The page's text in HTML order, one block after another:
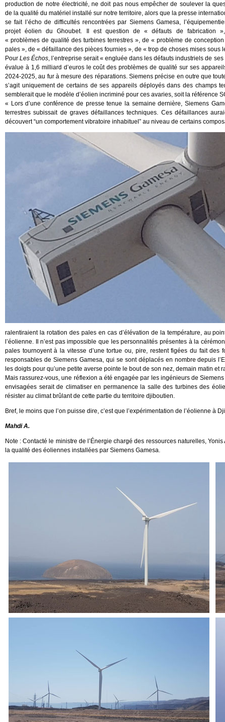
production de notre électricité, ne doit pas nous empêcher de soulever la
de la qualité du matériel installé sur notre territoire, alors que la presse
se fait l’écho de difficultés rencontrées par Siemens Gamesa,
projet éolien du Ghoubet. Il est question de « défauts de fabrication
« problèmes de qualité des turbines terrestres », de « problème de
pales », de « défaillance des pièces fournies », de « trop de choses mises sous
PourLes Échos, l’entreprise serait « engluée dans les défauts industriels de
évalue à 1,6 milliard d’euros le coût des problèmes de qualité sur ses
2024-2025, au fur à mesure des réparations. Siemens précise en outre que
s’agit uniquement de certains de ses appareils déployés dans des champs
semblerait que le modèle d’éolien incriminé pour ces avaries, soit la référence
« Lors d’une conférence de presse tenue la semaine dernière, Siemens
terrestres subissait de graves défaillances techniques. Ces défaillances
découvert “un comportement vibratoire inhabituel” au niveau de certains
ralentiraient la rotation des pales en cas d’élévation de la température, au
l’éolienne. Il n’est pas impossible que les personnalités présentes à la
pales tournoyent à la vitesse d’une tortue ou, pire, restent figées du fait
responsables de Siemens Gamesa, qui se sont déplacés en nombre depuis
les doigts pour qu’une petite averse pointe le bout de son nez, demain matin et
Mais rassurez-vous, une réflexion a été engagée par les ingénieurs de
envisagées serait de climatiser en permanence la salle des turbines des
résister au climat brûlant de cette partie du territoire djiboutien.
Bref, le moins que l’on puisse dire, c’est que l’expérimentation de l’éolienne
Mahdi A.
Note : Contacté le ministre de l’Énergie chargé des ressources naturelles,
la qualité des éoliennes installées par Siemens Gamesa.